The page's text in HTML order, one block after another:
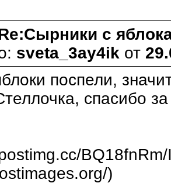
с
sveta_3ay4ik от
поспели,
спасибо
)